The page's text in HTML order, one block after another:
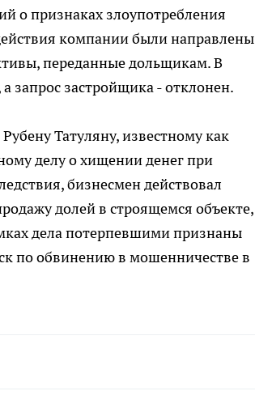
о признаках злоупотребления
компании были направлены
переданные дольщикам. В
запрос застройщика - отклонен.
Татуляну, известному как
делу о хищении денег при
бизнесмен действовал
долей в строящемся объекте,
дела потерпевшими признаны
по обвинению в мошенничестве в